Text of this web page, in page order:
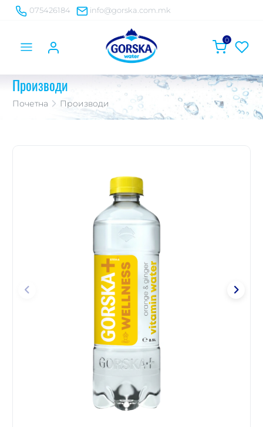
075426184 info@gorska.com.mk
0
Производи
Почетна Производи